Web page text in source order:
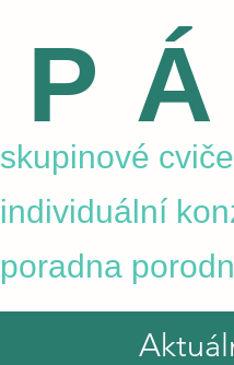
skupinové
individuální
poradna